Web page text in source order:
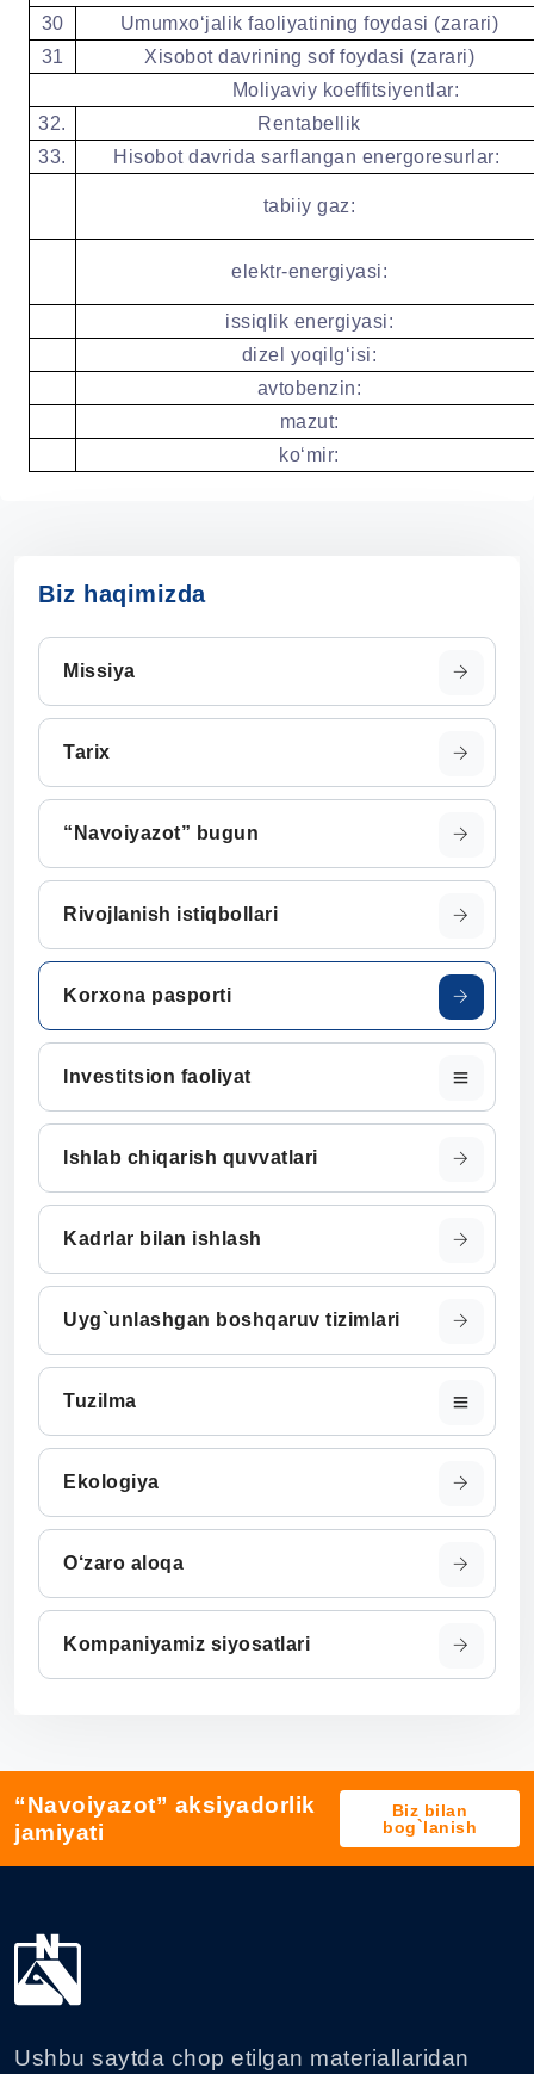
30
Umumxoʻjalik faoliyatining foydasi (zarari)
31
Xisobot davrining sof foydasi (zarari)
Moliyaviy koeffitsiyentlar:
32.
Rentabellik
33.
Hisobot davrida sarflangan energoresurlar:
tabiiy gaz:
elektr-energiyasi:
issiqlik energiyasi:
dizel yoqilgʻisi:
avtobenzin:
mazut:
koʻmir:
Biz haqimizda
Missiya
Tarix
“Navoiyazot” bugun
Rivojlanish istiqbollari
Korxona pasporti
Investitsion faoliyat
Ishlab chiqarish quvvatlari
Kadrlar bilan ishlash
Uyg`unlashgan boshqaruv tizimlari
Tuzilma
Ekologiya
O‘zaro aloqa
Kompaniyamiz siyosatlari
“Navoiyazot” aksiyadorlik
jamiyati
Biz bilan
bog`lanish
Ushbu saytda chop etilgan materiallaridan